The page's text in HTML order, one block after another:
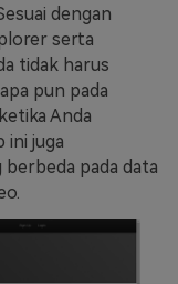
dengan
serta
tidak harus
pun pada
Anda
ini juga
pada data